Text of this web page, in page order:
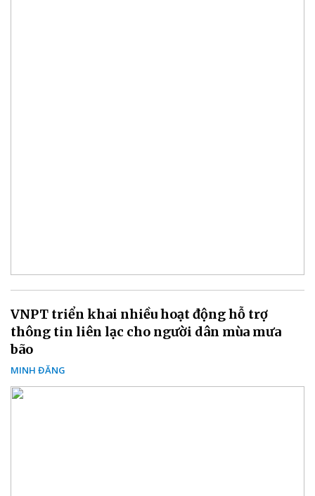
VNPT triển khai nhiều hoạt động hỗ trợ
thông tin liên lạc cho người dân mùa mưa
bão
MINH ĐĂNG